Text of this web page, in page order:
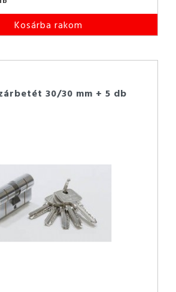
Kosárba rakom
30/30 mm + 5 db